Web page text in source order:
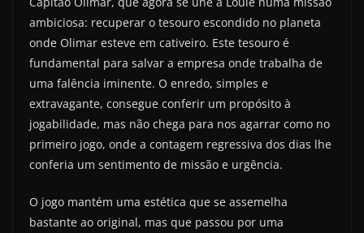
ambiciosa: recuperar o tesouro escondido no planeta
onde Olimar esteve em cativeiro. Este tesouro é
fundamental para salvar a empresa onde trabalha de
uma falência iminente. O enredo, simples e
extravagante, consegue conferir um propósito à
jogabilidade, mas não chega para nos agarrar como no
primeiro jogo, onde a contagem regressiva dos dias lhe
conferia um sentimento de missão e urgência.
O jogo mantém uma estética que se assemelha
bastante ao original, mas que passou por uma